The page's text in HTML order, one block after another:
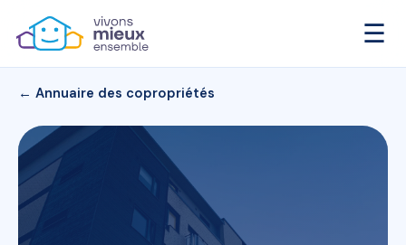
☰
← Annuaire des copropriétés